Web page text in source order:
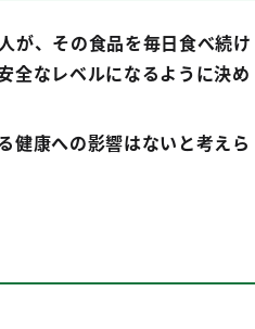
が、その食品を毎日食べ続け
全なレベルになるように決め
健康への影響はないと考えら